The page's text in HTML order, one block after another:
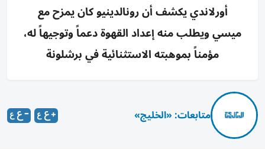
أورلاندي يكشف أن رونالدينيو كان يمزح مع
ميسي ويطلب منه إعداد القهوة دعماً وتوجيهاً له،
مؤمناً بموهبته الاستثنائية في برشلونة
متابعات: «الخليج»